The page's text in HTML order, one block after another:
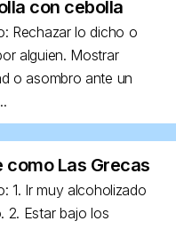
con cebolla
Rechazar lo dicho o
alguien. Mostrar
o asombro ante un
como Las Grecas
1. Ir muy alcoholizado
2. Estar bajo los